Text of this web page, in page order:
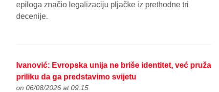
epiloga značio legalizaciju pljačke iz prethodne tri
decenije.
Ivanović: Evropska unija ne briše identitet, već pruža
priliku da ga predstavimo svijetu
on 06/08/2026 at 09:15